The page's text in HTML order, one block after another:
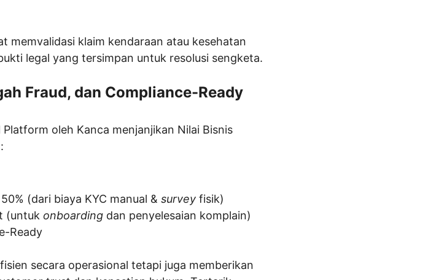
memvalidasi klaim kendaraan atau kesehatan
legal yang tersimpan untuk resolusi sengketa.
Fraud, dan Compliance-Ready
oleh Kanca menjanjikan Nilai Bisnis
(dari biaya KYC manual & survey fisik)
(untuk onboarding dan penyelesaian komplain)
Ready
secara operasional tetapi juga memberikan